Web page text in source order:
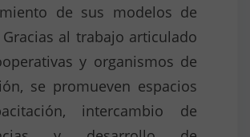
de sus modelos de
al trabajo articulado
y organismos de
se promueven espacios
intercambio de